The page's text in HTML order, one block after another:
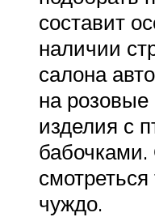
составит
наличии
салона
на
изделия с
чуждо.